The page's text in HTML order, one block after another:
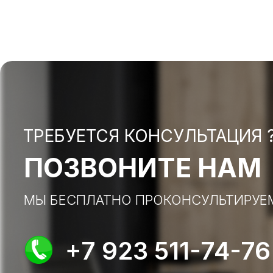
ТРЕБУЕТСЯ КОНСУЛЬТАЦИЯ
ПОЗВОНИТЕ НАМ
МЫ БЕСПЛАТНО
+7 923 511-74-76